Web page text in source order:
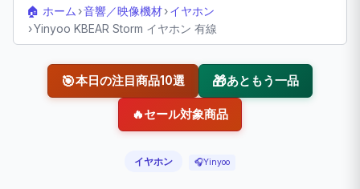
🏠 ホーム ›音響／映像機材›イヤホン
›Yinyoo KBEAR Storm イヤホン 有線
🎯本日の注目商品10選 🎁あともう一品
🔥セール対象商品
イヤホン 🎧Yinyoo